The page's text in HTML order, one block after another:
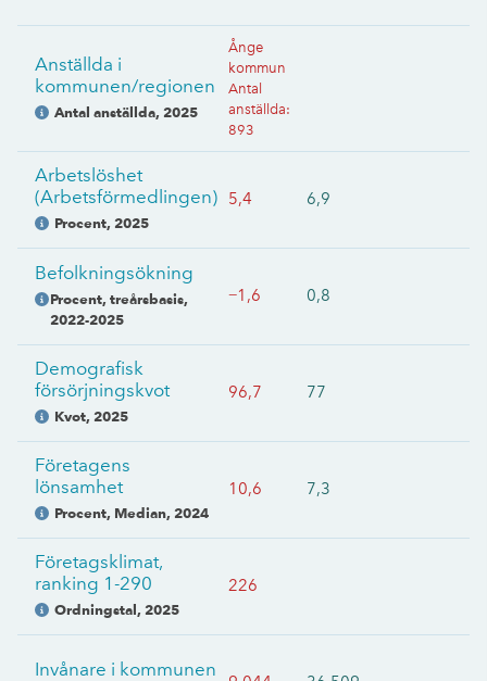
Anställda i
kommunen/regionen
Antal anställda, 2025
Ånge
kommun
Antal
anställda:
893
Arbetslöshet
(Arbetsförmedlingen)
Procent, 2025
5,4 6,9
Befolkningsökning
Procent, treårsbasis,
2022-2025
−1,6 0,8
Demografisk
försörjningskvot
Kvot, 2025
96,7 77
Företagens
lönsamhet
Procent, Median, 2024
10,6 7,3
Företagsklimat,
ranking 1-290
Ordningstal, 2025
226
Invånare i kommunen